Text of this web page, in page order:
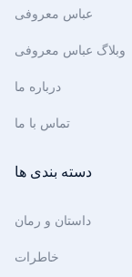
عباس معروفی
وبلاگ عباس معروفی
درباره ما
تماس با ما
دسته بندی ها
داستان و رمان
خاطرات